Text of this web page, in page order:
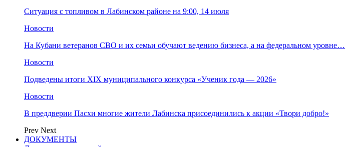
Ситуация с топливом в Лабинском районе на 9:00, 14 июля
Новости
На Кубани ветеранов СВО и их семьи обучают ведению бизнеса, а на федеральном уровне…
Новости
Подведены итоги XIX муниципального конкурса «Ученик года — 2026»
Новости
В преддверии Пасхи многие жители Лабинска присоединились к акции «Твори добро!»
Prev Next
ДОКУМЕНТЫ